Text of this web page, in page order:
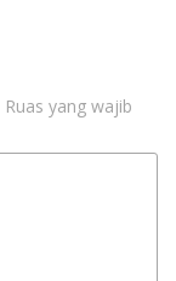
Ruas yang wajib